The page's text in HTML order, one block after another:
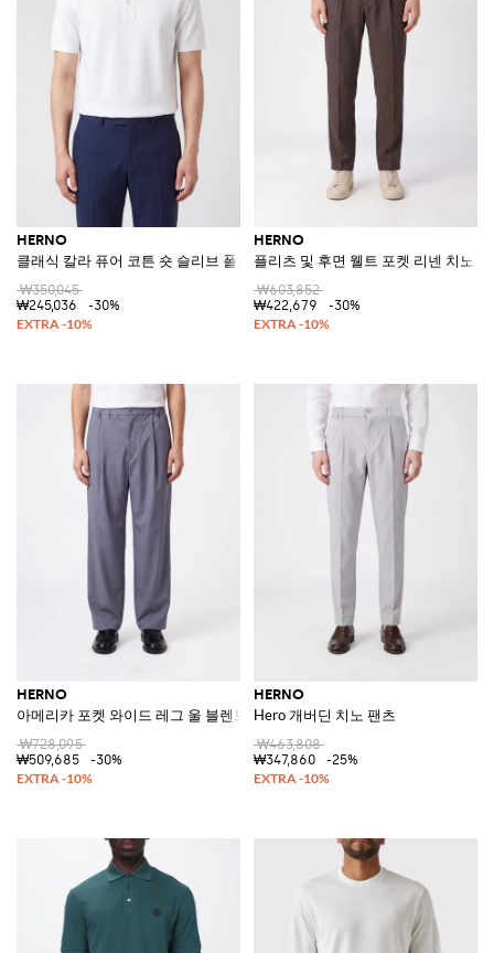
HERNO
클래식 칼라 퓨어 코튼 숏 슬리브 폴로 셔츠
₩350,045
₩245,036
-30%
HERNO
플리츠 및 후면 웰트 포켓 리넨 치노
₩603,852
₩422,679
-30%
HERNO
아메리카 포켓 와이드 레그 울 블렌드 치노 트라우저
₩728,095
₩509,685
-30%
HERNO
Hero 개버딘 치노 팬츠
₩463,808
₩347,860
-25%